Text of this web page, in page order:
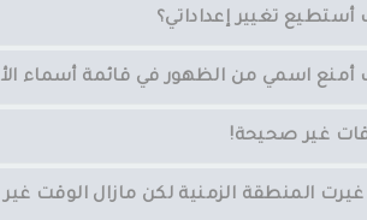
أستطيع تغيير إعداداتي؟
أمنع اسمي من الظهور في قائمة أسماء
غير صحيحة!
غيرت المنطقة الزمنية لكن مازال الوقت